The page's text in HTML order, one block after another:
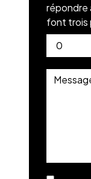
répondre
font trois